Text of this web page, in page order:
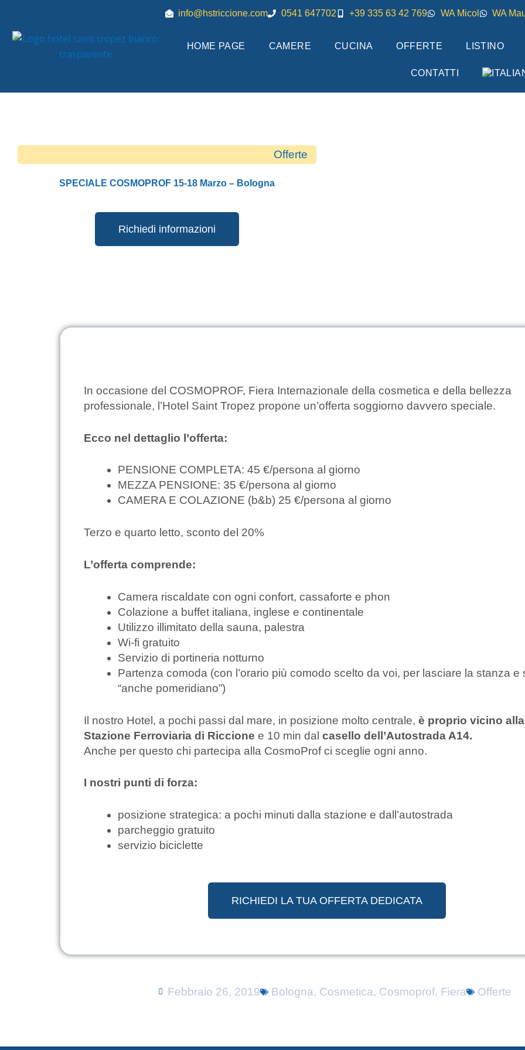
contenuto
info@hstriccione.com 0541 647702 +39 335 63 42 769 WA Micol WA
HOME PAGE CAMERE CUCINA OFFERTE LISTINO
CONTATTI
Offerte
SPECIALE COSMOPROF 15-18 Marzo – Bologna
Richiedi informazioni
In occasione del COSMOPROF, Fiera Internazionale della cosmetica e della bellezza
professionale, l’Hotel Saint Tropez propone un’offerta soggiorno davvero speciale.
Ecco nel dettaglio l’offerta:
PENSIONE COMPLETA: 45 €/persona al giorno
MEZZA PENSIONE: 35 €/persona al giorno
CAMERA E COLAZIONE (b&b) 25 €/persona al giorno
Terzo e quarto letto, sconto del 20%
L’offerta comprende:
Camera riscaldate con ogni confort, cassaforte e phon
Colazione a buffet italiana, inglese e continentale
Utilizzo illimitato della sauna, palestra
Wi-fi gratuito
Servizio di portineria notturno
Partenza comoda (con l’orario più comodo scelto da voi, per lasciare la stanza e
“anche pomeridiano”)
Il nostro Hotel, a pochi passi dal mare, in posizione molto centrale, è proprio vicino alla
Stazione Ferroviaria di Riccione e 10 min dal casello dell’Autostrada A14.
Anche per questo chi partecipa alla CosmoProf ci sceglie ogni anno.
I nostri punti di forza:
posizione strategica: a pochi minuti dalla stazione e dall’autostrada
parcheggio gratuito
servizio biciclette
RICHIEDI LA TUA OFFERTA DEDICATA
Febbraio 26, 2019 Bologna, Cosmetica, Cosmoprof, Fiera Offerte